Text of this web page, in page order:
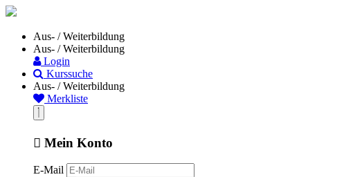
Aus- / Weiterbildung
Aus- / Weiterbildung
Login
Kurssuche
Aus- / Weiterbildung
Merkliste
Mein Konto
E-Mail